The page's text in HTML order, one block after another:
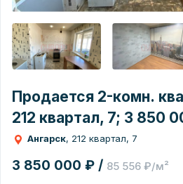
Продается 2-комн.
212 квартал, 7; 3 850
Ангарск, 212 квартал, 7
3 850 000 ₽ / 85 556 ₽/м²